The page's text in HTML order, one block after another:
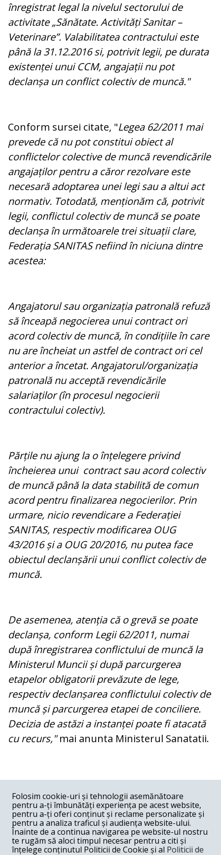
înregistrat legal la nivelul sectorului de
activitate „Sănătate. Activități Sanitar –
Veterinare”. Valabilitatea contractului este
până la 31.12.2016 si, potrivit legii, pe durata
existenței unui CCM, angajații nu pot
declanșa un conflict colectiv de muncă."
Conform sursei citate, "Legea 62/2011 mai
prevede că nu pot constitui obiect al
conflictelor colective de muncă revendicările
angajaților pentru a căror rezolvare este
necesară adoptarea unei legi sau a altui act
normativ. Totodată, menționăm că, potrivit
legii, conflictul colectiv de muncă se poate
declanșa în următoarele trei situații clare,
Federația SANITAS nefiind în niciuna dintre
acestea:
Angajatorul sau organizația patronală refuză
să înceapă negocierea unui contract ori
acord colectiv de muncă, în condițiile în care
nu are încheiat un astfel de contract ori cel
anterior a încetat. Angajatorul/organizația
patronală nu acceptă revendicările
salariaților (în procesul negocierii
contractului colectiv).
Părțile nu ajung la o înțelegere privind
încheierea unui contract sau acord colectiv
de muncă până la data stabilită de comun
acord pentru finalizarea negocierilor. Prin
urmare, nicio revendicare a Federației
SANITAS, respectiv modificarea OUG
43/2016 și a OUG 20/2016, nu putea face
obiectul declanșării unui conflict colectiv de
muncă.
De asemenea, atenția că o grevă se poate
declanșa, conform Legii 62/2011, numai
după înregistrarea conflictului de muncă la
Ministerul Muncii și după parcurgerea
etapelor obligatorii prevăzute de lege,
respectiv declanșarea conflictului colectiv de
muncă și parcurgerea etapei de conciliere.
Decizia de astăzi a instanței poate fi atacată
cu recurs,"mai anunta Ministerul Sanatatii.
COMENTARII
Nume
Email
Folosim cookie-uri și tehnologii asemănătoare
pentru a-ți îmbunătăți experiența pe acest website,
pentru a-ți oferi conținut și reclame personalizate și
pentru a analiza traficul și audiența website-ului.
Înainte de a continua navigarea pe website-ul nostru
te rugăm să aloci timpul necesar pentru a citi și
înțelege conținutul Politicii de Cookie și al Politicii de